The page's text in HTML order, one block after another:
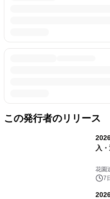
この発行者のリリース
入
花園
7